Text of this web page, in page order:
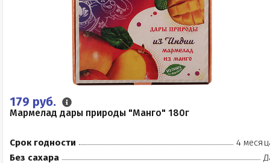
179 руб.
Мармелад дары природы "Манго" 180г
Срок годности
4
Без сахара